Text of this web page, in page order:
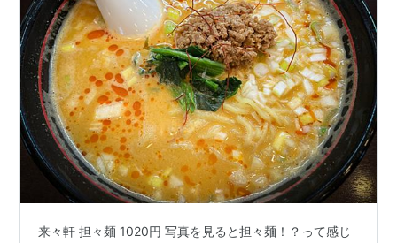
来々軒 担々麺 1020円 写真を見ると担々麺！？って感じ